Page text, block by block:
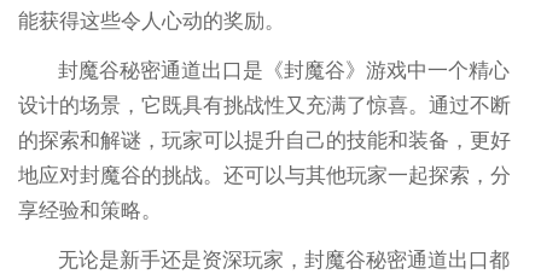
能获得这些令人心动的奖励。
封魔谷秘密通道出口是《封魔谷》游戏中一个精心
设计的场景，它既具有挑战性又充满了惊喜。通过不断
的探索和解谜，玩家可以提升自己的技能和装备，更好
地应对封魔谷的挑战。还可以与其他玩家一起探索，分
享经验和策略。
无论是新手还是资深玩家，封魔谷秘密通道出口都